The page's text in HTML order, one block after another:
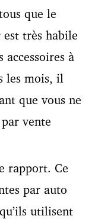
que le
très habile
à
les mois, il
que vous ne
par vente
rapport. Ce
par auto
utilisent